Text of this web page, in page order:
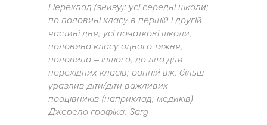
Переклад (знизу): усі середні школи;
по половині класу в першій і другій
частині дня; усі початкові школи;
половина класу одного тижня,
половина – іншого; до літа діти
перехідних класів; ранній вік; більш
уразлив діти/діти важливих
працівників (наприклад, медиків)
Джерело графіка: Sarg